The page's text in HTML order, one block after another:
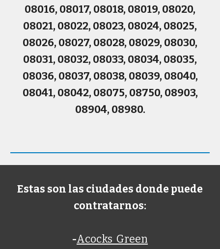
08016, 08017, 08018, 08019, 08020,
08021, 08022, 08023, 08024, 08025,
08026, 08027, 08028, 08029, 08030,
08031, 08032, 08033, 08034, 08035,
08036, 08037, 08038, 08039, 08040,
08041, 08042, 08075, 08750, 08903,
08904, 08980.
Estas son las ciudades donde puede
contratarnos:
-Acocks Green